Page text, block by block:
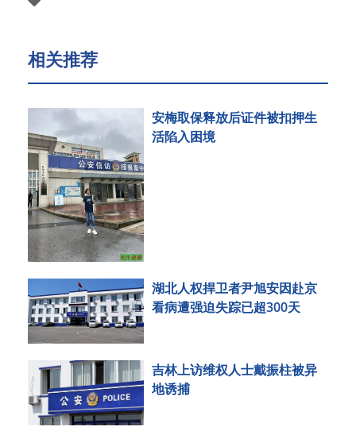
相关推荐
安梅取保释放后证件被扣押生
活陷入困境
湖北人权捍卫者尹旭安因赴京
看病遭强迫失踪已超300天
吉林上访维权人士戴振柱被异
地诱捕